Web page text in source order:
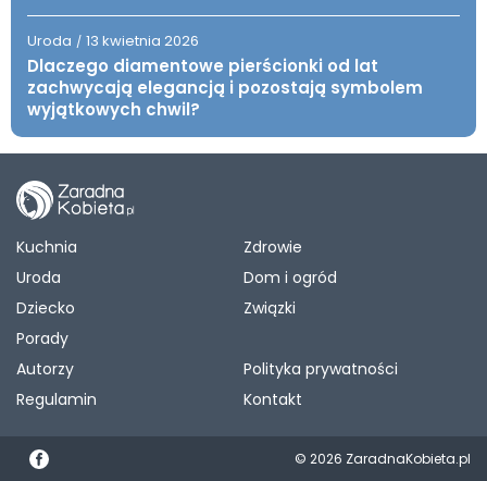
Uroda / 13 kwietnia 2026
Dlaczego diamentowe pierścionki od lat
zachwycają elegancją i pozostają symbolem
wyjątkowych chwil?
Kuchnia
Zdrowie
Uroda
Dom i ogród
Dziecko
Związki
Porady
Autorzy
Polityka prywatności
Regulamin
Kontakt
© 2026 ZaradnaKobieta.pl